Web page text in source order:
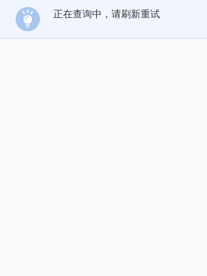
正在查询中，请刷新重试